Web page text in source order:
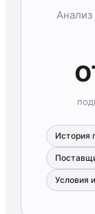
История
Условия